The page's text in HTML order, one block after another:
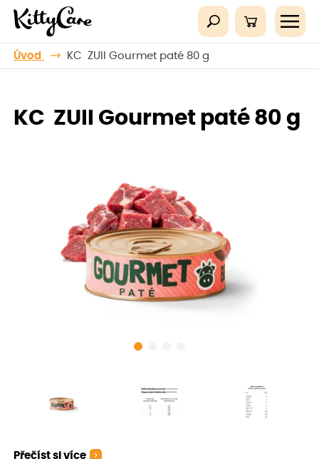
Úvod KC ZUII Gourmet paté 80 g
KC ZUII Gourmet paté 80 g
Přečíst si více